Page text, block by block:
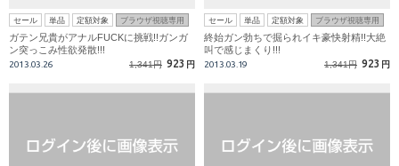
セール 単品 定額対象 ブラウザ視聴専用
ガテン兄貴がアナルFUCKに挑戦!!ガンガ
ン突っこみ性欲発散!!!
2013.03.26 1,341円 923 円
セール 単品 定額対象 ブラウザ視聴専用
終始ガン勃ちで掘られイキ豪快射精!!大絶
叫で感じまくり!!!
2013.03.19 1,341円 923 円